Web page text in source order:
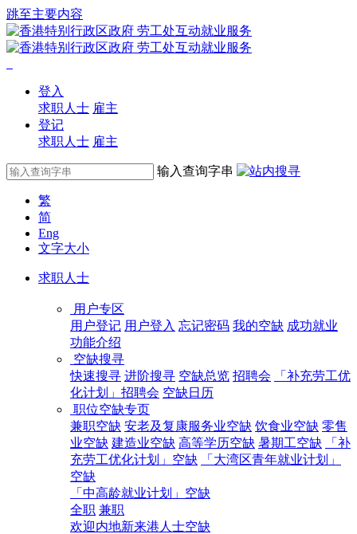
跳至主要内容
登入
求职人士 雇主
登记
求职人士 雇主
输入查询字串
繁
简
Eng
文字大小
求职人士
用户专区
用户登记 用户登入 忘记密码 我的空缺 成功就业
功能介绍
空缺搜寻
快速搜寻 进阶搜寻 空缺总览 招聘会
「补充劳工优
化计划」招聘会 空缺日历
职位空缺专页
兼职空缺 安老及复康服务业空缺 饮食业空缺 零售
业空缺 建造业空缺 高等学历空缺 暑期工空缺
「补
充劳工优化计划」空缺
「大湾区青年就业计划」
空缺
「中高龄就业计划」空缺
全职 兼职
欢迎内地新来港人士空缺